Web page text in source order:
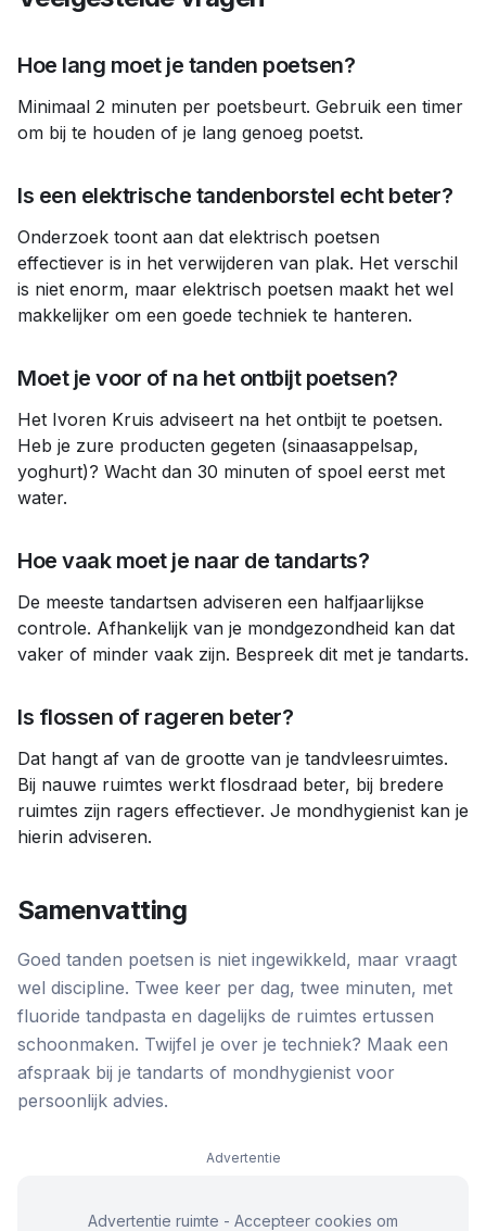
Hoe lang moet je tanden poetsen?
Minimaal 2 minuten per poetsbeurt. Gebruik een timer
om bij te houden of je lang genoeg poetst.
Is een elektrische tandenborstel echt beter?
Onderzoek toont aan dat elektrisch poetsen
effectiever is in het verwijderen van plak. Het verschil
is niet enorm, maar elektrisch poetsen maakt het wel
makkelijker om een goede techniek te hanteren.
Moet je voor of na het ontbijt poetsen?
Het Ivoren Kruis adviseert na het ontbijt te poetsen.
Heb je zure producten gegeten (sinaasappelsap,
yoghurt)? Wacht dan 30 minuten of spoel eerst met
water.
Hoe vaak moet je naar de tandarts?
De meeste tandartsen adviseren een halfjaarlijkse
controle. Afhankelijk van je mondgezondheid kan dat
vaker of minder vaak zijn. Bespreek dit met je tandarts.
Is flossen of rageren beter?
Dat hangt af van de grootte van je tandvleesruimtes.
Bij nauwe ruimtes werkt flosdraad beter, bij bredere
ruimtes zijn ragers effectiever. Je mondhygienist kan je
hierin adviseren.
Samenvatting
Goed tanden poetsen is niet ingewikkeld, maar vraagt
wel discipline. Twee keer per dag, twee minuten, met
fluoride tandpasta en dagelijks de ruimtes ertussen
schoonmaken. Twijfel je over je techniek? Maak een
afspraak bij je tandarts of mondhygienist voor
persoonlijk advies.
Advertentie
Advertentie ruimte - Accepteer cookies om